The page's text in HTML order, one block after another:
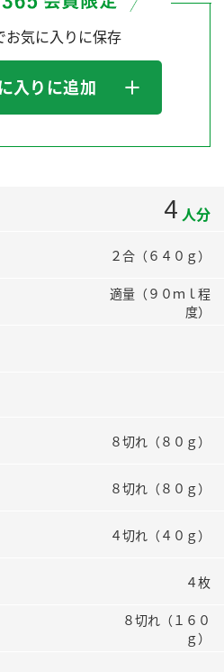
米飯用調味液
ミュージアム）
「ぽん酢工房」
検索
について 製造所固有記号一覧
お気に入りに保存
入りに追加
4 人分
２合（６４０ｇ）
適量（９０ｍｌ程
度）
８切れ（８０ｇ）
８切れ（８０ｇ）
４切れ（４０ｇ）
４枚
８切れ（１６０
ｇ）